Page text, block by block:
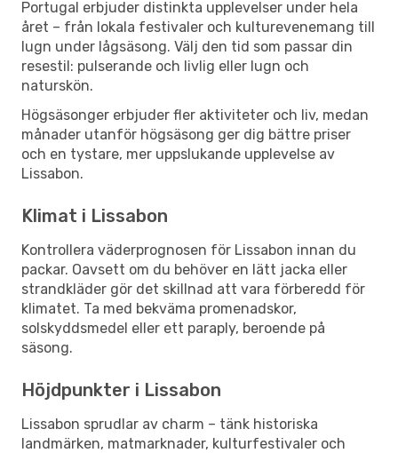
Portugal erbjuder distinkta upplevelser under hela
året – från lokala festivaler och kulturevenemang till
lugn under lågsäsong. Välj den tid som passar din
resestil: pulserande och livlig eller lugn och
naturskön.
Högsäsonger erbjuder fler aktiviteter och liv, medan
månader utanför högsäsong ger dig bättre priser
och en tystare, mer uppslukande upplevelse av
Lissabon.
Klimat i Lissabon
Kontrollera väderprognosen för Lissabon innan du
packar. Oavsett om du behöver en lätt jacka eller
strandkläder gör det skillnad att vara förberedd för
klimatet. Ta med bekväma promenadskor,
solskyddsmedel eller ett paraply, beroende på
säsong.
Höjdpunkter i Lissabon
Lissabon sprudlar av charm – tänk historiska
landmärken, matmarknader, kulturfestivaler och